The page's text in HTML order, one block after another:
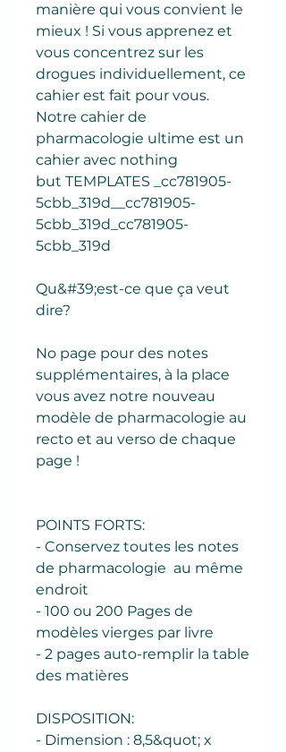
manière qui vous convient le
mieux ! Si vous apprenez et
vous concentrez sur les
drogues individuellement, ce
cahier est fait pour vous.
Notre cahier de
pharmacologie ultime est un
cahier avec nothing
but TEMPLATES _cc781905-
5cbb_319d__cc781905-
5cbb_319d_cc781905-
5cbb_319d
Qu&#39;est-ce que ça veut
dire?
No page pour des notes
supplémentaires, à la place
vous avez notre nouveau
modèle de pharmacologie au
recto et au verso de chaque
page !
POINTS FORTS:
- Conservez toutes les notes
de pharmacologie au même
endroit
- 100 ou 200 Pages de
modèles vierges par livre
- 2 pages auto-remplir la table
des matières
DISPOSITION:
- Dimension : 8,5&quot; x